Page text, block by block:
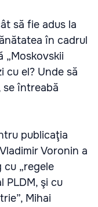
să fie adus la
în cadrul
„Moskovskii
cu el? Unde să
se întreabă
publicaţia
Voronin a
„regele
PLDM, şi cu
Mihai